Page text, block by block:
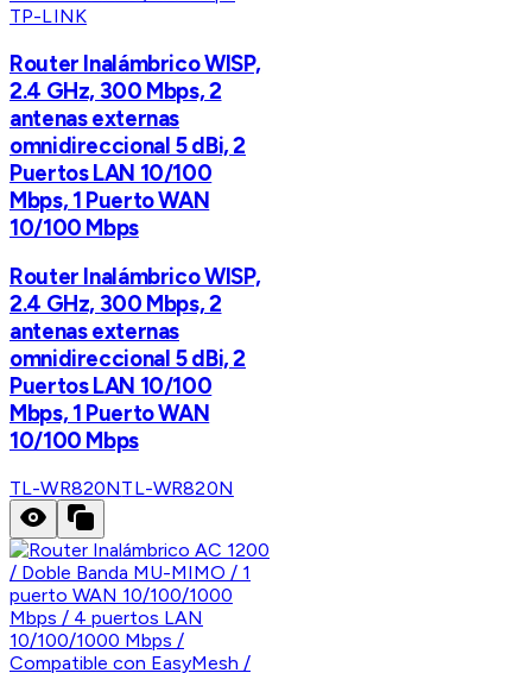
TP-LINK
Router Inalámbrico WISP,
2.4 GHz, 300 Mbps, 2
antenas externas
omnidireccional 5 dBi, 2
Puertos LAN 10/100
Mbps, 1 Puerto WAN
10/100 Mbps
Router Inalámbrico WISP,
2.4 GHz, 300 Mbps, 2
antenas externas
omnidireccional 5 dBi, 2
Puertos LAN 10/100
Mbps, 1 Puerto WAN
10/100 Mbps
TL-WR820NTL-WR820N